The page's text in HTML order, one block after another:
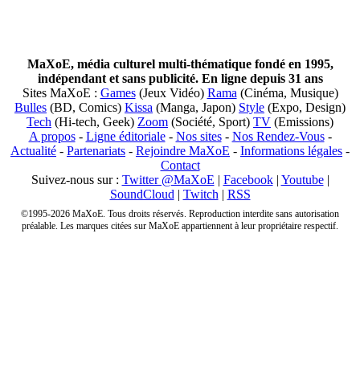
MaXoE, média culturel multi-thématique fondé en 1995,
indépendant et sans publicité. En ligne depuis 31 ans
Sites MaXoE : Games(Jeux Vidéo) Rama (Cinéma, Musique)
Bulles (BD, Comics) Kissa (Manga, Japon) Style (Expo, Design)
Tech (Hi-tech, Geek) Zoom (Société, Sport) TV (Emissions)
A propos- Ligne éditoriale- Nos sites- Nos Rendez-Vous-
Actualité - Partenariats - Rejoindre MaXoE - Informations légales -
Contact
Suivez-nous sur : Twitter @MaXoE | Facebook| Youtube|
SoundCloud | Twitch | RSS
©1995-2026 MaXoE. Tous droits réservés. Reproduction interdite sans autorisation
préalable. Les marques citées sur MaXoE appartiennent à leur propriétaire respectif.